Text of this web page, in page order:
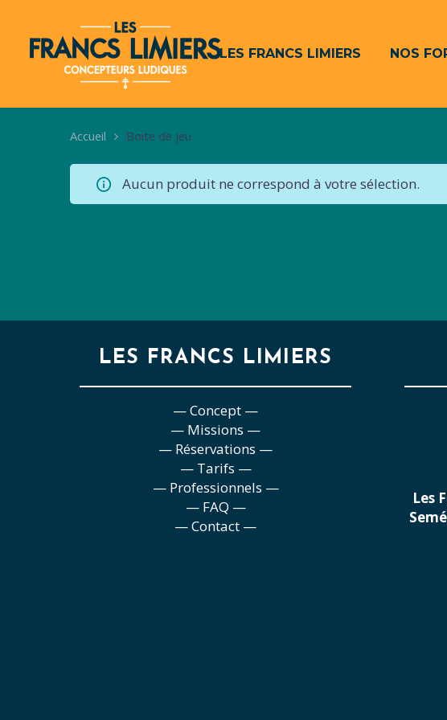
LES FRANCS LIMIERS NOS
Accueil Boite de jeu
Aucun produit ne correspond à votre sélection.
LES FRANCS LIMIERS
— Concept —
— Missions —
— Réservations —
— Tarifs —
— Professionnels —
— FAQ —
— Contact —
Les